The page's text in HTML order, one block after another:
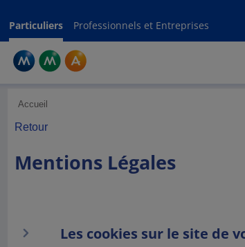
Particuliers Professionnels et Entreprises
Accueil
Retour
Mentions Légales
Les cookies sur le site de